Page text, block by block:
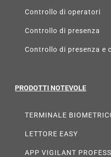
Controllo di operatori
Controllo di presenza
Controllo di presenza e
PRODOTTI NOTEVOLE
TERMINALE
LETTORE EASY
APP VIGILANT